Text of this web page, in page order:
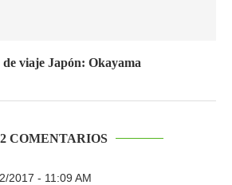
viaje Japón: Okayama
2 COMENTARIOS
2017 - 11:09 AM